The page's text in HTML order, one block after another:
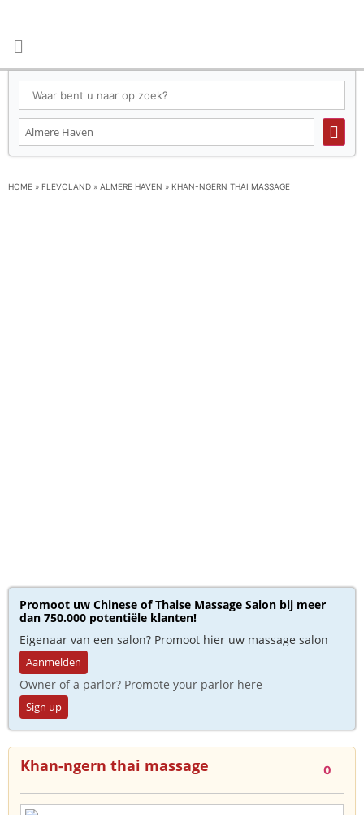
HOME » FLEVOLAND » ALMERE HAVEN » KHAN-NGERN THAI MASSAGE
Promoot uw Chinese of Thaise Massage Salon bij meer
dan 750.000 potentiële klanten!
Eigenaar van een salon? Promoot hier uw massage salon
Aanmelden
Owner of a parlor? Promote your parlor here
Sign up
Khan-ngern thai massage 0